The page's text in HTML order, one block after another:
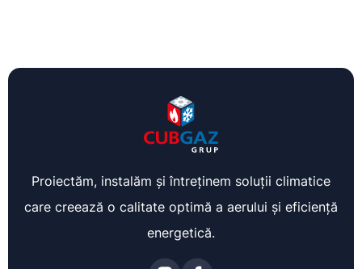
Proiectăm, instalăm și întreținem soluții climatice
care creează o calitate optimă a aerului și eficiență
energetică.